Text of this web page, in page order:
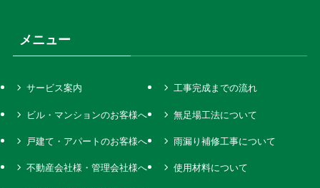
メニュー
サービス案内 工事完成までの流れ
ビル・マンションのお客様へ 無足場工法について
戸建て・アパートのお客様へ 雨漏り補修工事について
不動産会社様・管理会社様へ 使用材料について